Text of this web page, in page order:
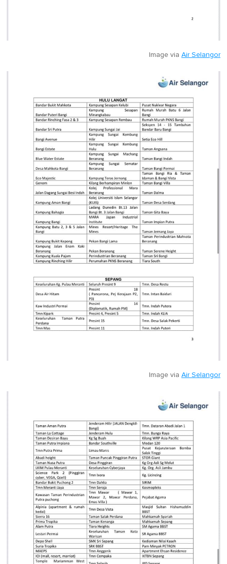
Image via Air Selangor
Image via Air Selangor